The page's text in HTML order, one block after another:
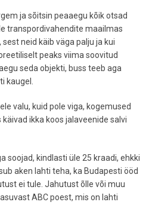
ja sõitsin peaaegu kõik otsad
transpordivahendite maailmas
neid käib väga palju ja kui
peaks viima soovitud
seda objekti, buss teeb aga
kaugel.
valu, kuid pole viga, kogemused
ikka koos jalaveenide salvi
soojad, kindlasti üle 25 kraadi, ehkki
aken lahti teha, ka Budapesti ööd
ei tule. Jahutust õlle või muu
ABC poest, mis on lahti